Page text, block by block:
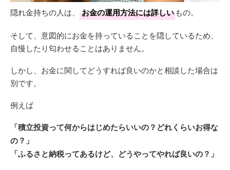
隠れ金持ちの人は、 お金の運用方法には詳しい もの。
そして、意図的にお金を持っていることを隠しているため、
自慢したり匂わせることはありません。
しかし、お金に関してどうすれば良いのかと相談した場合は
別です。
例えば
「積立投資って何からはじめたらいいの？どれくらいお得な
の？」
「ふるさと納税ってあるけど、どうやってやれば良いの？」